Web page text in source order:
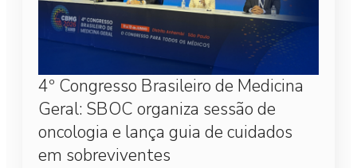
4º Congresso Brasileiro de Medicina
Geral: SBOC organiza sessão de
oncologia e lança guia de cuidados
em sobreviventes